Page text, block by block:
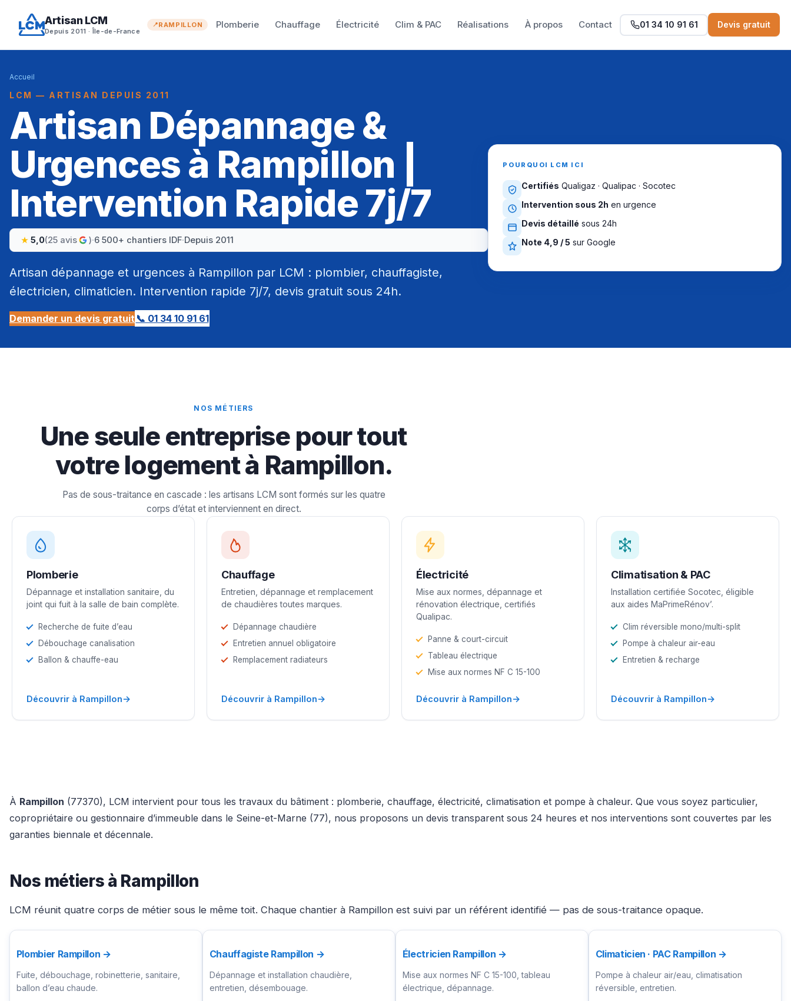
Artisan LCM
Depuis 2011 · Île-de-France
RAMPILLON Plomberie Chauffage Électricité Clim & PAC Réalisations À propos Contact 01 34 10 91 61 Devis gratuit
Accueil
LCM — ARTISAN DEPUIS 2011
Artisan Dépannage &
Urgences à Rampillon |
Intervention Rapide 7j/7
5,0(25 avis )·6 500+ chantiers IDF·Depuis 2011
Artisan dépannage et urgences à Rampillon par LCM : plombier, chauffagiste,
électricien, climaticien. Intervention rapide 7j/7, devis gratuit sous 24h.
Demander un devis gratuit 📞 01 34 10 91 61
POURQUOI LCM ICI
Certifiés Qualigaz · Qualipac · Socotec
Intervention sous 2h en urgence
Devis détaillé sous 24h
Note 4,9 / 5 sur Google
NOS MÉTIERS
Une seule entreprise pour tout
votre logement à Rampillon.
Pas de sous-traitance en cascade : les artisans LCM sont formés sur les quatre
corps d’état et interviennent en direct.
Plomberie
Dépannage et installation sanitaire, du
joint qui fuit à la salle de bain complète.
Recherche de fuite d’eau
Débouchage canalisation
Ballon & chauffe-eau
Découvrir à Rampillon→
Chauffage
Entretien, dépannage et remplacement
de chaudières toutes marques.
Dépannage chaudière
Entretien annuel obligatoire
Remplacement radiateurs
Découvrir à Rampillon→
Électricité
Mise aux normes, dépannage et
rénovation électrique, certifiés
Qualipac.
Panne & court-circuit
Tableau électrique
Mise aux normes NF C 15-100
Découvrir à Rampillon→
Climatisation & PAC
Installation certifiée Socotec, éligible
aux aides MaPrimeRénov’.
Clim réversible mono/multi-split
Pompe à chaleur air-eau
Entretien & recharge
Découvrir à Rampillon→
À Rampillon (77370), LCM intervient pour tous les travaux du bâtiment : plomberie, chauffage, électricité, climatisation et pompe à chaleur. Que vous soyez particulier,
copropriétaire ou gestionnaire d’immeuble dans le Seine-et-Marne (77), nous proposons un devis transparent sous 24 heures et nos interventions sont couvertes par les
garanties biennale et décennale.
Nos métiers à Rampillon
LCM réunit quatre corps de métier sous le même toit. Chaque chantier à Rampillon est suivi par un référent identifié — pas de sous-traitance opaque.
Plombier Rampillon →
Fuite, débouchage, robinetterie, sanitaire,
ballon d’eau chaude.
Chauffagiste Rampillon →
Dépannage et installation chaudière,
entretien, désembouage.
Électricien Rampillon →
Mise aux normes NF C 15-100, tableau
électrique, dépannage.
Climaticien · PAC Rampillon →
Pompe à chaleur air/eau, climatisation
réversible, entretien.